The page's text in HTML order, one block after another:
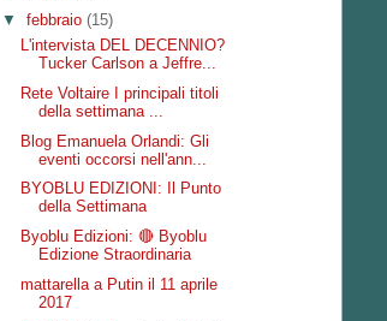
▼ febbraio (15)
L'intervista DEL DECENNIO?
Tucker Carlson a Jeffre...
Rete Voltaire I principali titoli
della settimana ...
Blog Emanuela Orlandi: Gli
eventi occorsi nell'ann...
BYOBLU EDIZIONI: Il Punto
della Settimana
Byoblu Edizioni: 🔴 Byoblu
Edizione Straordinaria
mattarella a Putin il 11 aprile
2017